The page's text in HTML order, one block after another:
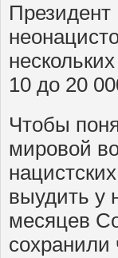
10 до 20
Чтобы
мировой
выудить у
месяцев
сохранили